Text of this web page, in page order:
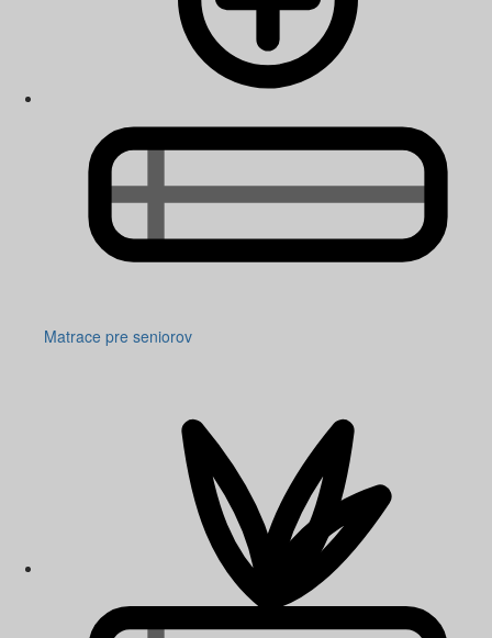
Matrace pre seniorov